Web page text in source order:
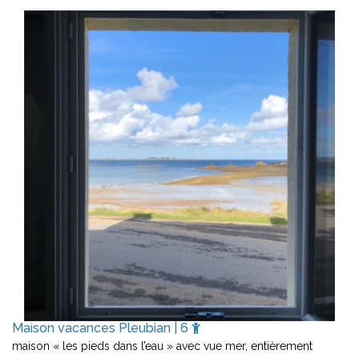
Maison vacances Pleubian | 6
maison « les pieds dans l’eau » avec vue mer, entièrement